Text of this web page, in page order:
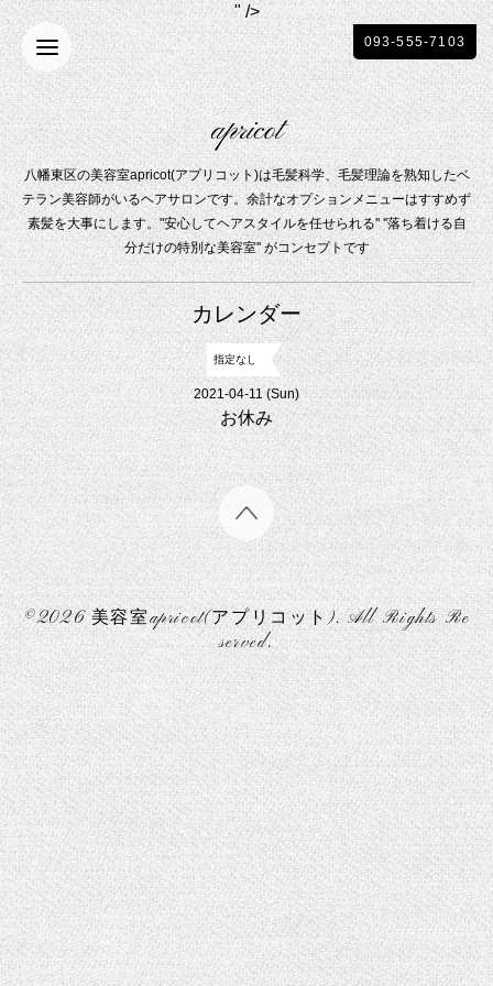
" />
apricot
八幡東区の美容室apricot(アプリコット)は毛髪科学、毛髪理論を熟知したベ
テラン美容師がいるヘアサロンです。余計なオプションメニューはすすめず
素髪を大事にします。"安心してヘアスタイルを任せられる'' ''落ち着ける自
分だけの特別な美容室'' がコンセプトです
093-555-7103
カレンダー
指定なし
2021-04-11 (Sun)
お休み
©2026美容室apricot(アプリコット). All Rights Re
served.